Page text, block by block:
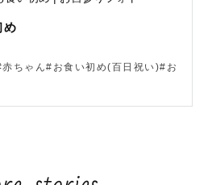
く、お子様がその日のいつもと
姿、時には嫌がって泣いてしま
のままの今の姿を残しておりま
ちゃん#お食い初め(百日祝い)#お